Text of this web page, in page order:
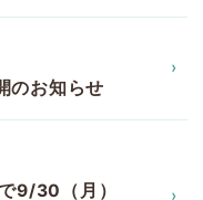
のお知らせ
9/30（月）